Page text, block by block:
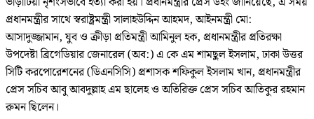
প্রধানমন্ত্রীর সাথে স্বরাষ্ট্রমন্ত্রী সালাহউদ্দিন আহমদ, আইনমন্ত্রী মো:
আসাদুজ্জামান, যুব ও ক্রীড়া প্রতিমন্ত্রী আমিনুল হক, প্রধানমন্ত্রীর প্রতিরক্ষা
উপদেষ্টা ব্রিগেডিয়ার জেনারেল (অব:) এ কে এম শামছুল ইসলাম, ঢাকা উত্তর
সিটি করপোরেশনের (ডিএনসিসি) প্রশাসক শফিকুল ইসলাম খান, প্রধানমন্ত্রীর
প্রেস সচিব আবু আবদুল্লাহ এম ছালেহ ও অতিরিক্ত প্রেস সচিব আতিকুর রহমান
রুমন ছিলেন।